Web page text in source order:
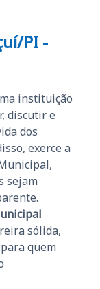
PI -
instituição
discutir e
dos
exerce a
sejam
sólida,
quem